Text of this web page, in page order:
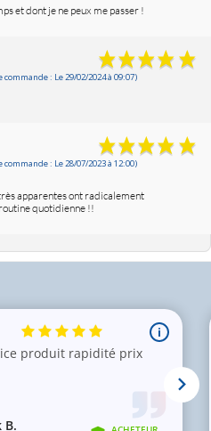
et dont je ne peux me passer !
commande : Le 29/02/2024 à 09:07)
commande : Le 28/07/2023 à 12:00)
apparentes ont radicalement
quotidienne !!